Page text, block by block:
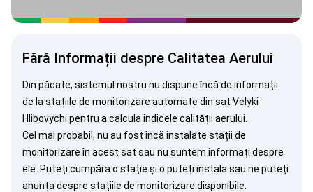
Fără Informații despre Calitatea Aerului
Din păcate, sistemul nostru nu dispune încă de informații
de la stațiile de monitorizare automate din sat Velyki
Hlibovychi pentru a calcula indicele calității aerului.
Cel mai probabil, nu au fost încă instalate stații de
monitorizare în acest sat sau nu suntem informați despre
ele. Puteți cumpăra o stație și o puteți instala sau ne puteți
anunța despre stațiile de monitorizare disponibile.